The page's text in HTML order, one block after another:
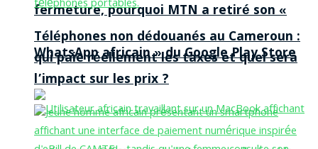
fermeture, pourquoi MTN a retiré son «
WhatsApp africain » du Google Play Store
Téléphones non dédouanés au Cameroun :
qui paie réellement les taxes et quel sera
l’impact sur les prix ?